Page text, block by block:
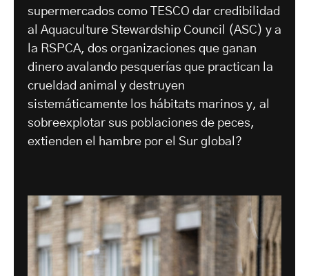
supermercados como TESCO dar credibilidad
al Aquaculture Stewardship Council (ASC) y a
la RSPCA, dos organizaciones que ganan
dinero avalando pesquerías que practican la
crueldad animal y destruyen
sistemáticamente los hábitats marinos y, al
sobreexplotar sus poblaciones de peces,
extienden el hambre por el Sur global?